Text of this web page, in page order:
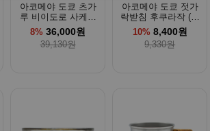
아코메야 도쿄 츠가
루 비이도로 사케잔
금가루 스모크 바텀
블루 85ml
8% 36,000원
39,130원
아코메야 도쿄 젓가
락받침 후쿠라작 (흰
색)
10% 8,400원
9,330원